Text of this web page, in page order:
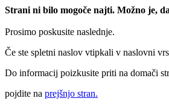
Strani ni bilo mogoče najti. Možno je,
Prosimo poskusite naslednje.
Če ste spletni naslov vtipkali v naslovni
Do informacij poizkusite priti na domači
pojdite na prejšnjo stran.